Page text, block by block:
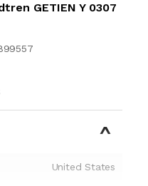
GETIEN Y 0307
United States